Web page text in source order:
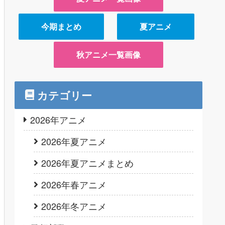
今期まとめ 夏アニメ
秋アニメ一覧画像
カテゴリー
2026年アニメ
2026年夏アニメ
2026年夏アニメまとめ
2026年春アニメ
2026年冬アニメ